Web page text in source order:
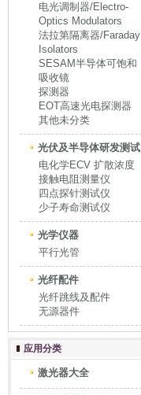
电光调制器/Electro-
Optics Modulators
法拉第隔离器/Faraday
Isolators
SESAM半导体可饱和
吸收镜
探测器
EOT高速光电探测器
其他未分类
光伏及半导体研发测试
电化学ECV 扩散浓度
接触电阻测量仪
四点探针测试仪
少子寿命测试仪
光学仪器
平行光管
光纤配件
光纤跳线及配件
无源器件
应用分类
激光器大全